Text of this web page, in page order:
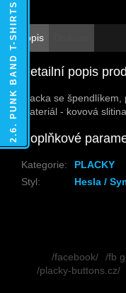
Popis
Detailní popis
Placka se
Materiál - kovová
Doplňkové
Kategorie:
PLACKY
Styl: Hesla /
/facebook/ /fb
/placky-buttons.cz/
2.6. PUNK BAND T-SHIRTS